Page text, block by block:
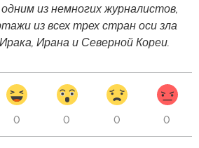
из немногих журналистов,
из всех трех стран оси зла
Ирана и Северной Кореи.
0 0 0 0